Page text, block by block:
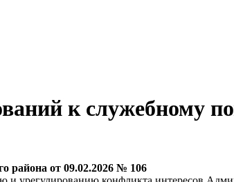
к служебному
района от 09.02.2026 № 106